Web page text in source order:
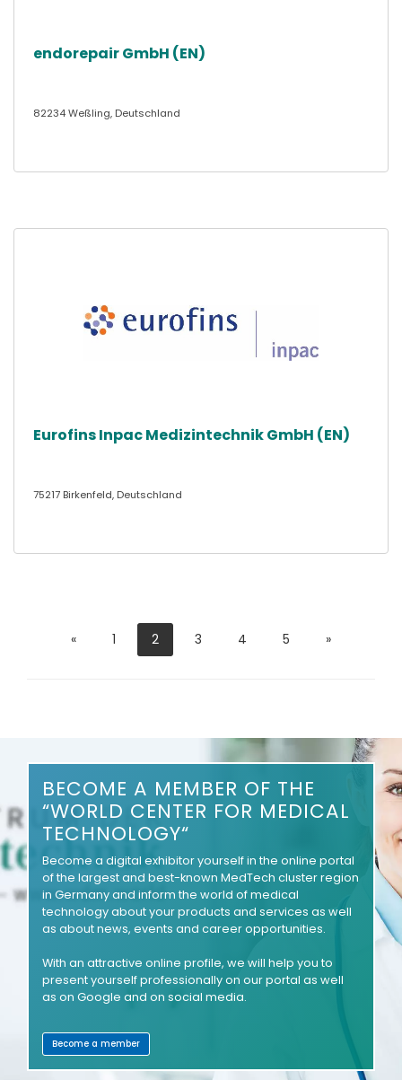
endorepair GmbH (EN)
82234 Weßling, Deutschland
Eurofins Inpac Medizintechnik GmbH (EN)
75217 Birkenfeld, Deutschland
« 1 2 3 4 5 »
BECOME A MEMBER OF THE
“WORLD CENTER FOR MEDICAL
TECHNOLOGY“
Become a digital exhibitor yourself in the online portal
of the largest and best-known MedTech cluster region
in Germany and inform the world of medical
technology about your products and services as well
as about news, events and career opportunities.
With an attractive online profile, we will help you to
present yourself professionally on our portal as well
as on Google and on social media.
Become a member